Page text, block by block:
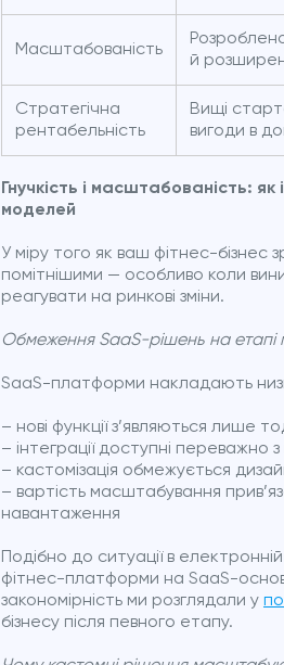
Масштабованість
й
Стратегічна
рентабельність
Вищі
вигоди в
Гнучкість і масштабованість:
моделей
У міру того як ваш фітнес-
помітнішими — особливо коли
реагувати на ринкові зміни.
Обмеження SaaS-рішень на
SaaS-платформи накладають
– нові функції з’являються лише
– інтеграції доступні переважно
– кастомізація обмежується
– вартість масштабування
навантаження
Подібно до ситуації в
фітнес-платформи на SaaS-
закономірність ми розглядали у
бізнесу після певного етапу.